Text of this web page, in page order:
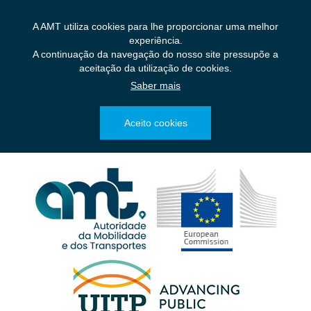
A AMT utiliza cookies para lhe proporcionar uma melhor
experiência.
A continuação da navegação do nosso site pressupõe a
aceitação da utilização de cookies.
Saber mais
Aceito cookies